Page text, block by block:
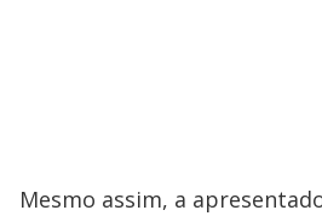
Mesmo assim, a